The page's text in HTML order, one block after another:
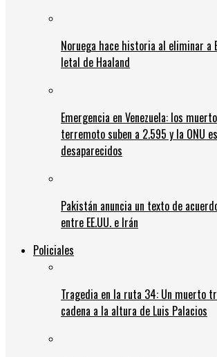
Noruega hace historia al eliminar a
letal de Haaland
Emergencia en Venezuela: los
terremoto suben a 2.595 y la ONU
desaparecidos
Pakistán anuncia un texto de
entre EE.UU. e Irán
Policiales
Tragedia en la ruta 34: Un muerto
cadena a la altura de Luis Palacios